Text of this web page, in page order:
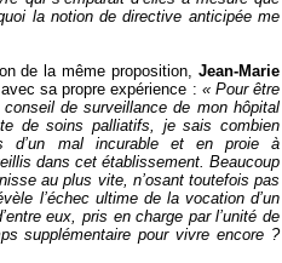
la notion de directive anticipée me
de la même proposition, Jean-Marie
sa propre expérience : « Pour être
de surveillance de mon hôpital
de soins palliatifs, je sais combien
d’un mal incurable et en proie à
dans cet établissement. Beaucoup
au plus vite, n’osant toutefois pas
l’échec ultime de la vocation d’un
eux, pris en charge par l’unité de
supplémentaire pour vivre encore ?